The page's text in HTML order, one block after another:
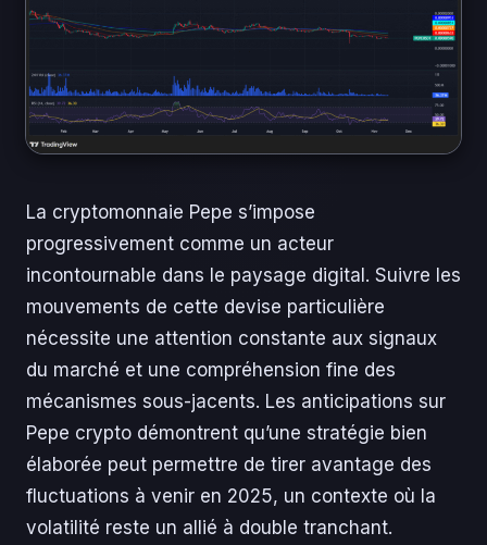
La cryptomonnaie Pepe s’impose
progressivement comme un acteur
incontournable dans le paysage digital. Suivre les
mouvements de cette devise particulière
nécessite une attention constante aux signaux
du marché et une compréhension fine des
mécanismes sous-jacents. Les anticipations sur
Pepe crypto démontrent qu’une stratégie bien
élaborée peut permettre de tirer avantage des
fluctuations à venir en 2025, un contexte où la
volatilité reste un allié à double tranchant.